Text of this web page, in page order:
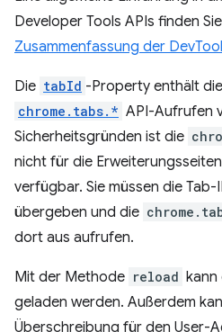
Developer Tools APIs finden
Zusammenfassung der
Die tabId -Property enthält
chrome.tabs.* API-Aufrufen
Sicherheitsgründen ist die
nicht für die
verfügbar. Sie müssen die
übergeben und die
dort aus aufrufen.
Mit der Methode reload kann
geladen werden. Außerdem
Überschreibung für den User-